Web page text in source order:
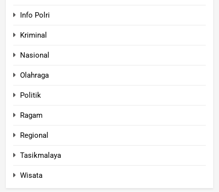
Info Polri
Kriminal
Nasional
Olahraga
Politik
Ragam
Regional
Tasikmalaya
Wisata